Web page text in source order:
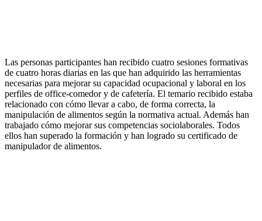
Las personas participantes han recibido cuatro sesiones formativas
de cuatro horas diarias en las que han adquirido las herramientas
necesarias para mejorar su capacidad ocupacional y laboral en los
perfiles de office-comedor y de cafetería. El temario recibido estaba
relacionado con cómo llevar a cabo, de forma correcta, la
manipulación de alimentos según la normativa actual. Además han
trabajado cómo mejorar sus competencias sociolaborales. Todos
ellos han superado la formación y han logrado su certificado de
manipulador de alimentos.